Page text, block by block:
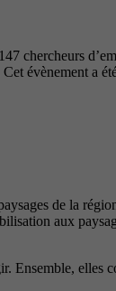
chercheurs
évènement a
de la
aux
Ensemble, elles